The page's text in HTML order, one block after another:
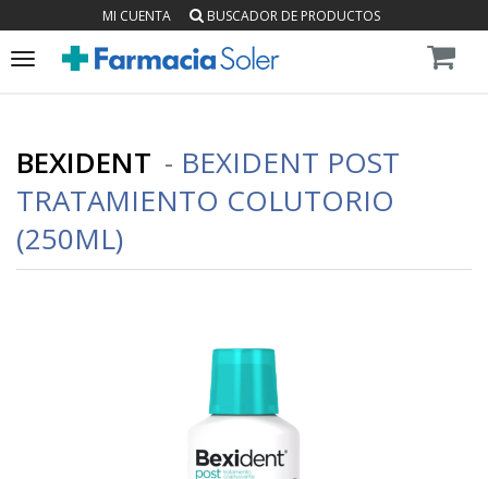
MI CUENTA BUSCADOR DE PRODUCTOS
Toggle
BEXIDENT - BEXIDENT POST
TRATAMIENTO COLUTORIO
(250ML)